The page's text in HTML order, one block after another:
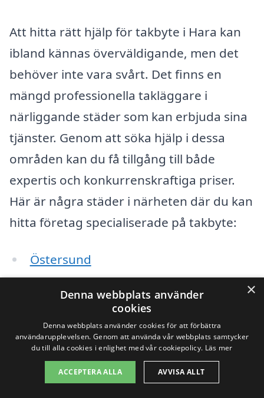
Att hitta rätt hjälp för takbyte i Hara kan
ibland kännas överväldigande, men det
behöver inte vara svårt. Det finns en
mängd professionella takläggare i
närliggande städer som kan erbjuda sina
tjänster. Genom att söka hjälp i dessa
områden kan du få tillgång till både
expertis och konkurrenskraftiga priser.
Här är några städer i närheten där du kan
hitta företag specialiserade på takbyte:
Östersund
Kullstaberg
Bräcke
Krokom
×
Denna webbplats använder
cookies
Denna webbplats använder cookies för att förbättra
användarupplevelsen. Genom att använda vår webbplats samtycker
du till alla cookies i enlighet med vår cookiepolicy. Läs mer
ACCEPTERA ALLA AVVISA ALLT